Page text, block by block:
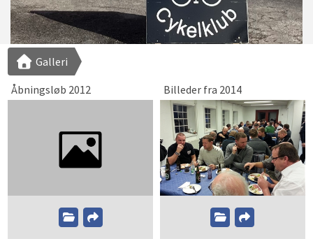
Galleri
Åbningsløb 2012
Billeder fra 2014